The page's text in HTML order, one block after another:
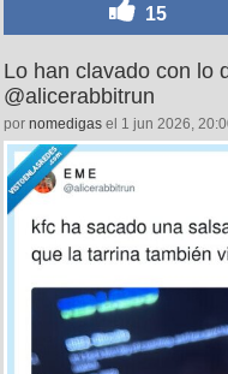
15
Lo han clavado con lo
@alicerabbitrun
por nomedigas el 1 jun 2026,